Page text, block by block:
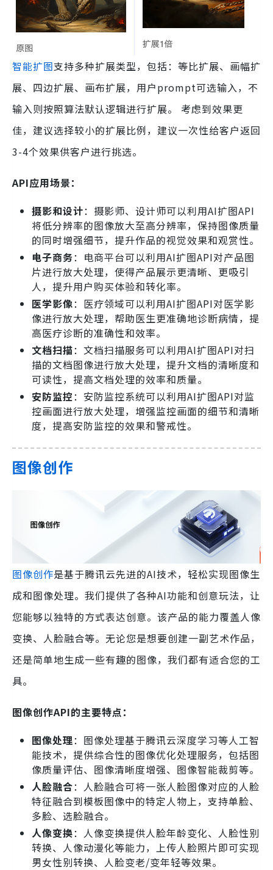
智能扩图支持多种扩展类型，包括：等比扩展、画幅扩
展、四边扩展、画布扩展，用户prompt可选输入，不
输入则按照算法默认逻辑进行扩展。 考虑到效果更
佳，建议选择较小的扩展比例，建议一次性给客户返回
3-4个效果供客户进行挑选。
API应用场景：
摄影和设计：摄影师、设计师可以利用AI扩图API
将低分辨率的图像放大至高分辨率，保持图像质量
的同时增强细节，提升作品的视觉效果和观赏性。
电子商务：电商平台可以利用AI扩图API对产品图
片进行放大处理，使得产品展示更清晰、更吸引
人，提升用户购买体验和转化率。
医学影像：医疗领域可以利用AI扩图API对医学影
像进行放大处理，帮助医生更准确地诊断病情，提
高医疗诊断的准确性和效率。
文档扫描：文档扫描服务可以利用AI扩图API对扫
描的文档图像进行放大处理，提升文档的清晰度和
可读性，提高文档处理的效率和质量。
安防监控：安防监控系统可以利用AI扩图API对监
控画面进行放大处理，增强监控画面的细节和清晰
度，提高安防监控的效果和警戒性。
图像创作
图像创作是基于腾讯云先进的AI技术，轻松实现图像生
成和图像处理。我们提供了各种AI功能和创意玩法，让
您能够以独特的方式表达创意。该产品的能力覆盖人像
变换、人脸融合等。无论您是想要创建一副艺术作品，
还是简单地生成一些有趣的图像，我们都有适合您的工
具。
图像创作API的主要特点：
图像处理：图像处理基于腾讯云深度学习等人工智
能技术，提供综合性的图像优化处理服务，包括图
像质量评估、图像清晰度增强、图像智能裁剪等。
人脸融合：人脸融合可将一张人脸图像对应的人脸
特征融合到模板图像中的特定人物上，支持单脸、
多脸、选脸融合。
人像变换：人像变换提供人脸年龄变化、人脸性别
转换、人像动漫化等能力，上传人脸照片即可实现
男女性别转换、人脸变老/变年轻等效果。